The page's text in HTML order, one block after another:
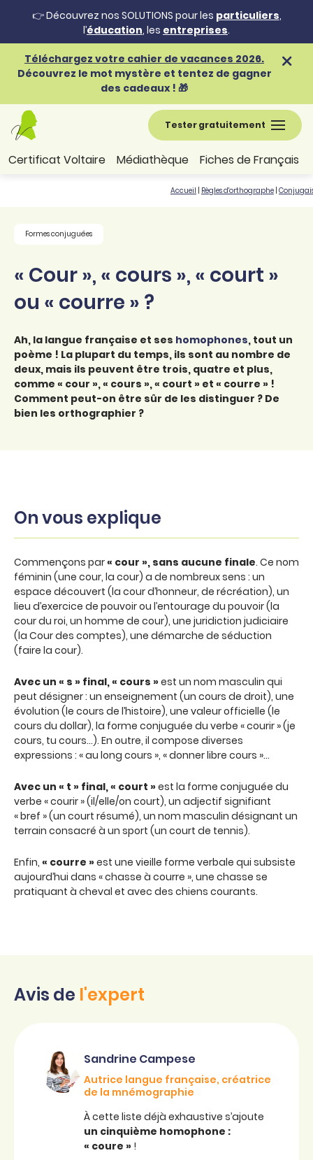
👉 Découvrez nos SOLUTIONS pour les particuliers,
l’éducation, les entreprises.
Téléchargez votre cahier de vacances 2026.
Découvrez le mot mystère et tentez de gagner
des cadeaux ! 🎁
Tester gratuitement
Certificat Voltaire Médiathèque Fiches de Français
Accueil Règles d'orthographe
Formes conjuguées
« Cour », « cours », « court »
ou « courre » ?
Ah, la langue française et ses homophones, tout un
poème ! La plupart du temps, ils sont au nombre de
deux, mais ils peuvent être trois, quatre et plus,
comme « cour », « cours », « court » et « courre » !
Comment peut-on être sûr de les distinguer ? De
bien les orthographier ?
On vous explique
Commençons par« cour », sans aucune finale. Ce nom
féminin (une cour, la cour) a de nombreux sens : un
espace découvert (la cour d’honneur, de récréation), un
lieu d’exercice de pouvoir ou l’entourage du pouvoir (la
cour du roi, un homme de cour), une juridiction judiciaire
(la Cour des comptes), une démarche de séduction
(faire la cour).
Avec un « s » final, « cours »est un nom masculin qui
peut désigner : un enseignement (un cours de droit), une
évolution (le cours de l’histoire), une valeur officielle (le
cours du dollar), la forme conjuguée du verbe « courir » (je
cours, tu cours…). En outre, il compose diverses
expressions : « au long cours », « donner libre cours »…
Avec un « t » final, « court »est la forme conjuguée du
verbe « courir » (il/elle/on court), un adjectif signifiant
« bref » (un court résumé), un nom masculin désignant un
terrain consacré à un sport (un court de tennis).
Enfin, « courre »est une vieille forme verbale qui subsiste
aujourd’hui dans « chasse à courre », une chasse se
pratiquant à cheval et avec des chiens courants.
Avis de l'expert
Sandrine Campese
Autrice langue française, créatrice
de la mnémographie
À cette liste déjà exhaustive s’ajoute
un cinquième homophone :
« coure » !